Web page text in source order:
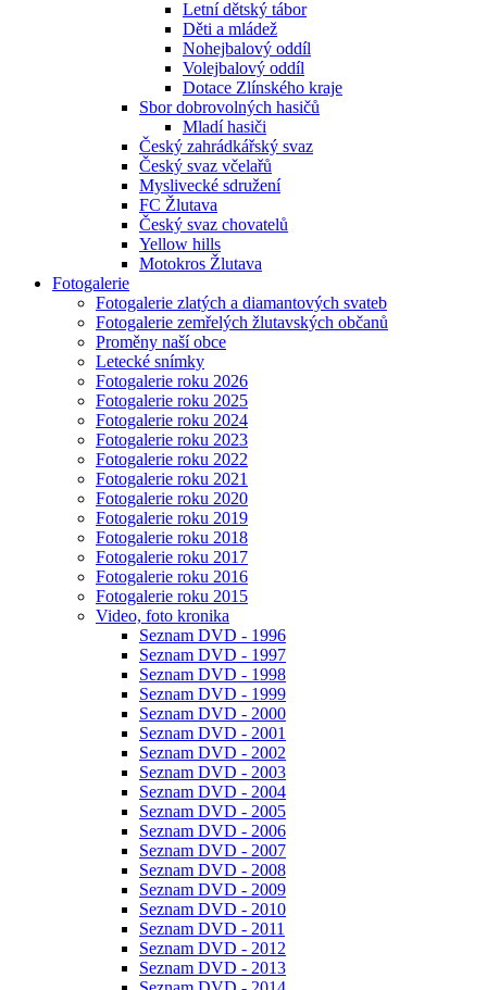
Letní dětský tábor
Děti a mládež
Nohejbalový oddíl
Volejbalový oddíl
Dotace Zlínského kraje
Sbor dobrovolných hasičů
Mladí hasiči
Český zahrádkářský svaz
Český svaz včelařů
Myslivecké sdružení
FC Žlutava
Český svaz chovatelů
Yellow hills
Motokros Žlutava
Fotogalerie
Fotogalerie zlatých a diamantových svateb
Fotogalerie zemřelých žlutavských občanů
Proměny naší obce
Letecké snímky
Fotogalerie roku 2026
Fotogalerie roku 2025
Fotogalerie roku 2024
Fotogalerie roku 2023
Fotogalerie roku 2022
Fotogalerie roku 2021
Fotogalerie roku 2020
Fotogalerie roku 2019
Fotogalerie roku 2018
Fotogalerie roku 2017
Fotogalerie roku 2016
Fotogalerie roku 2015
Video, foto kronika
Seznam DVD - 1996
Seznam DVD - 1997
Seznam DVD - 1998
Seznam DVD - 1999
Seznam DVD - 2000
Seznam DVD - 2001
Seznam DVD - 2002
Seznam DVD - 2003
Seznam DVD - 2004
Seznam DVD - 2005
Seznam DVD - 2006
Seznam DVD - 2007
Seznam DVD - 2008
Seznam DVD - 2009
Seznam DVD - 2010
Seznam DVD - 2011
Seznam DVD - 2012
Seznam DVD - 2013